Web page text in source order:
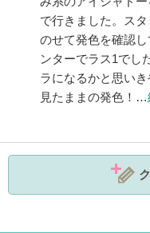
で行きました。ス
のせて発色を確認
ンターでラス1でし
ラになるかと思い
見たままの発色！…